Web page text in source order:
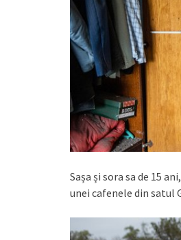
Sașa și sora sa de 15
unei cafenele din satul